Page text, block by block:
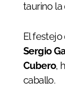
taurino
El
Sergio
Cubero,
caballo.